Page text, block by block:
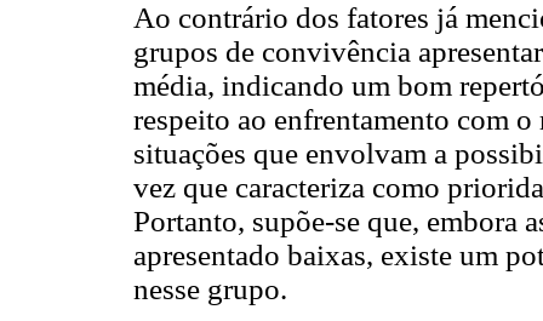
Ao contrário dos fatores já
grupos de convivência
média, indicando um bom
respeito ao enfrentamento com o
situações que envolvam a
vez que caracteriza como
Portanto, supõe-se que, embora
apresentado baixas, existe um
nesse grupo.